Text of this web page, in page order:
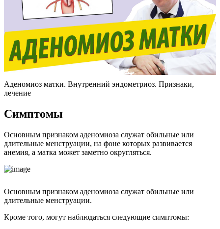
Аденомиоз матки. Внутренний эндометриоз. Признаки,
лечение
Симптомы
Основным признаком аденомиоза служат обильные или
длительные менструации, на фоне которых развивается
анемия, а матка может заметно округляться.
Основным признаком аденомиоза служат обильные или
длительные менструации.
Кроме того, могут наблюдаться следующие симптомы: